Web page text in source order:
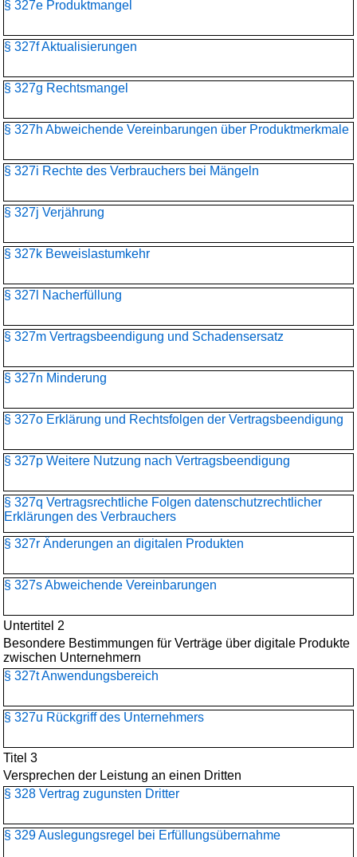
§ 327e Produktmangel
§ 327f Aktualisierungen
§ 327g Rechtsmangel
§ 327h Abweichende Vereinbarungen über Produktmerkmale
§ 327i Rechte des Verbrauchers bei Mängeln
§ 327j Verjährung
§ 327k Beweislastumkehr
§ 327l Nacherfüllung
§ 327m Vertragsbeendigung und Schadensersatz
§ 327n Minderung
§ 327o Erklärung und Rechtsfolgen der Vertragsbeendigung
§ 327p Weitere Nutzung nach Vertragsbeendigung
§ 327q Vertragsrechtliche Folgen datenschutzrechtlicher
Erklärungen des Verbrauchers
§ 327r Änderungen an digitalen Produkten
§ 327s Abweichende Vereinbarungen
Untertitel 2
Besondere Bestimmungen für Verträge über digitale Produkte
zwischen Unternehmern
§ 327t Anwendungsbereich
§ 327u Rückgriff des Unternehmers
Titel 3
Versprechen der Leistung an einen Dritten
§ 328 Vertrag zugunsten Dritter
§ 329 Auslegungsregel bei Erfüllungsübernahme